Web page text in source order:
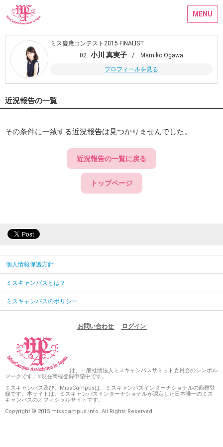
MENU
ミス慶應コンテスト2015 FINALIST
02. 小川 真実子
/ Mamiko Ogawa
プロフィールを見る
近況報告の一覧
その条件に一致する近況報告は見つかりませんでした。
近況報告の一覧に戻る
トップページ
個人情報保護方針
ミスキャンパスとは？
ミスキャンパスのポリシー
お問い合わせ ログイン
は、一般社団法人ミスキャンパスサミット委員会のシンボル
マークです。※現在商標登録申請中です。
ミスキャンパス及び、MissCampusは、ミスキャンパスインターナショナルの商標登
録です。本サイトは、ミスキャンパスインターナショナルが認定した日本唯一のミス
キャンパスのオフィシャルサイトです。
Copyright © 2015 misscampus.info. All Rights Reserved